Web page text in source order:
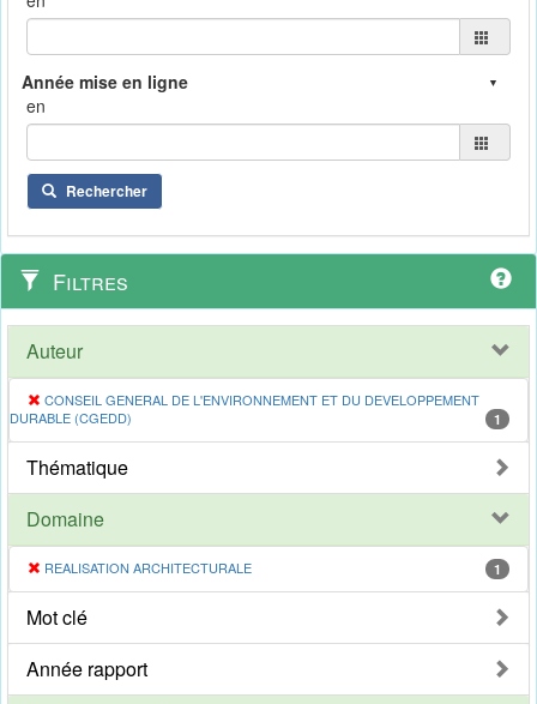
en
Rechercher
Filtres
Auteur
CONSEIL GENERAL DE L'ENVIRONNEMENT ET DU DEVELOPPEMENT
DURABLE (CGEDD)
1
Thématique
Domaine
REALISATION ARCHITECTURALE 1
Mot clé
Année rapport